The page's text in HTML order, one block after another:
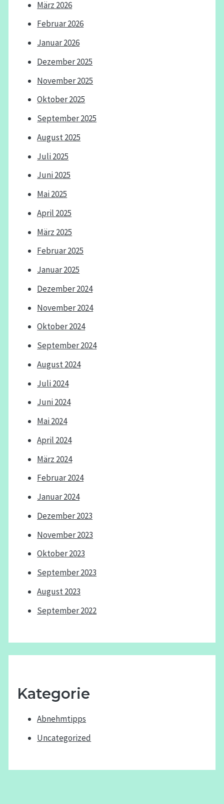
März 2026
Februar 2026
Januar 2026
Dezember 2025
November 2025
Oktober 2025
September 2025
August 2025
Juli 2025
Juni 2025
Mai 2025
April 2025
März 2025
Februar 2025
Januar 2025
Dezember 2024
November 2024
Oktober 2024
September 2024
August 2024
Juli 2024
Juni 2024
Mai 2024
April 2024
März 2024
Februar 2024
Januar 2024
Dezember 2023
November 2023
Oktober 2023
September 2023
August 2023
September 2022
Kategorie
Abnehmtipps
Uncategorized